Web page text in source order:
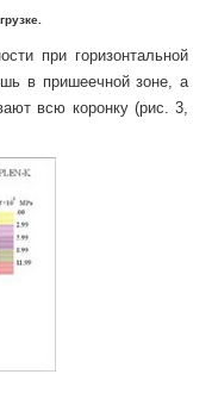
при горизонтальной
в пришеечной зоне, а
всю коронку (рис. 3,